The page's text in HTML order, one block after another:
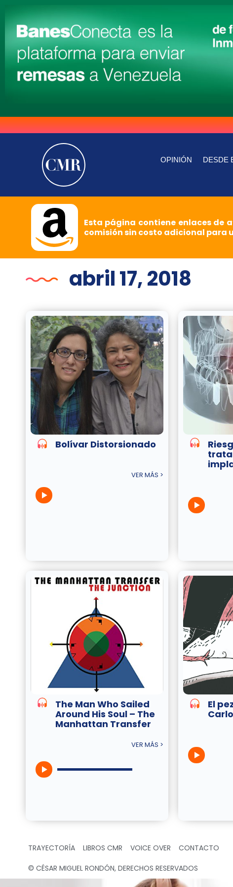
OPINIÓN DESDE
Esta página contiene enlaces de
comisión sin costo adicional para
abril 17, 2018
Bolívar Distorsionado
VER MÁS >
The Man Who Sailed
Around His Soul – The
Manhattan Transfer
VER MÁS >
El
TRAYECTORÍA LIBROS CMR VOICE OVER CONTACTO
© CÉSAR MIGUEL RONDÓN, DERECHOS RESERVADOS